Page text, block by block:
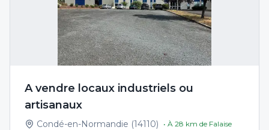
A vendre locaux industriels ou
artisanaux
Condé-en-Normandie (14110) • À 28 km de Falaise